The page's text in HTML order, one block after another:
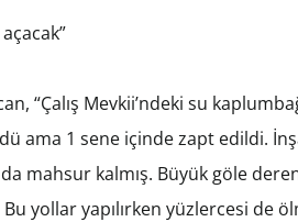
“Çalış Mevkii’ndeki su
ama 1 sene içinde zapt edildi.
mahsur kalmış. Büyük göle
yollar yapılırken yüzlercesi de